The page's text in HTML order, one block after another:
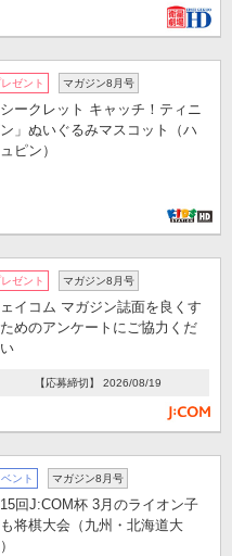
ゼント マガジン8月号
シークレット キャッチ！ティニ
」ぬいぐるみマスコット（ハ
ピン）
ゼント マガジン8月号
イコム マガジン誌面を良くす
めのアンケートにご協力くだ
【応募締切】 2026/08/19
ント マガジン8月号
回J:COM杯 3月のライオン子
将棋大会（九州・北海道大